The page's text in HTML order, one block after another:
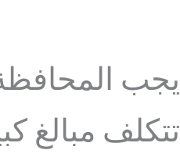
يجب
تتكلف مبالغ